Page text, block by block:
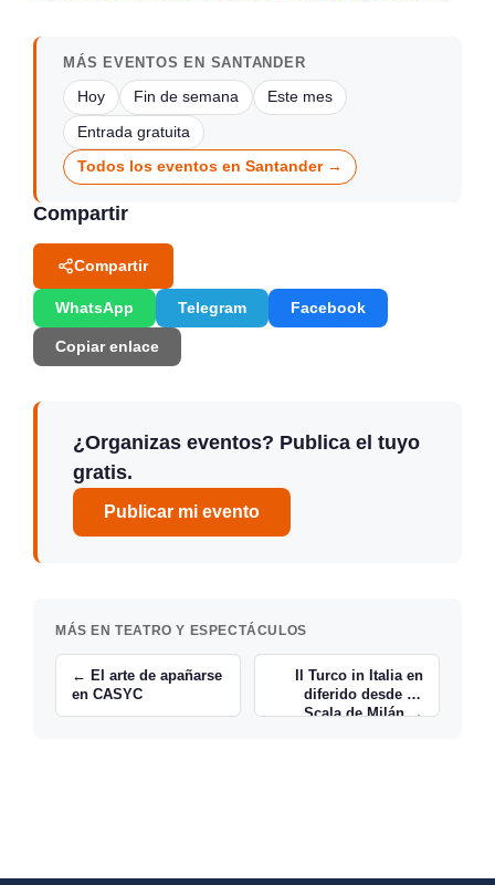
MÁS EVENTOS EN SANTANDER
Hoy Fin de semana Este mes
Entrada gratuita
Todos los eventos en Santander →
Compartir
Compartir
WhatsApp Telegram Facebook
Copiar enlace
¿Organizas eventos? Publica el tuyo
gratis.
Publicar mi evento
MÁS EN TEATRO Y ESPECTÁCULOS
← El arte de apañarse
en CASYC
Il Turco in Italia en
diferido desde La
Scala de Milán →